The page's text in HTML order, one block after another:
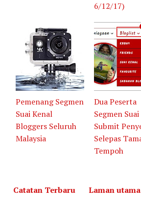
6/12/17)
Pemenang Segmen
Suai Kenal
Bloggers Seluruh
Malaysia
Dua Peserta
Segmen
Submit
Selepas
Tempoh
Catatan Terbaru Laman utama